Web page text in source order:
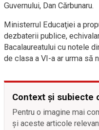
Guvernului, Dan Cărbunaru.
Ministerrul Educaţiei a
dezbaterii publice,
Bacalaureatului cu notele
de clasa a VI-a ar urma să
Context și subiecte
Pentru o imagine mai
și aceste articole